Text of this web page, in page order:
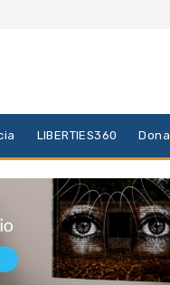
LIBERTIES360 Dona